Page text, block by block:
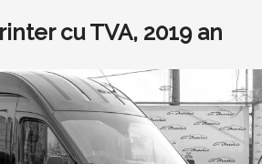
cu TVA, 2019 an